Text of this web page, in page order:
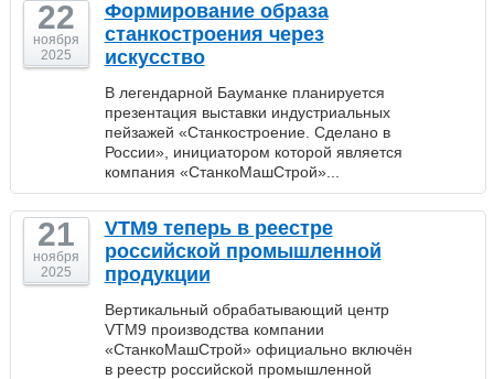
22
ноября
2025
Формирование образа
станкостроения через
искусство
В легендарной Бауманке планируется
презентация выставки индустриальных
пейзажей «Станкостроение. Сделано в
России», инициатором которой является
компания «СтанкоМашСтрой»...
21
ноября
2025
VTM9 теперь в реестре
российской промышленной
продукции
Вертикальный обрабатывающий центр
VTM9 производства компании
«СтанкоМашСтрой» официально включён
в реестр российской промышленной